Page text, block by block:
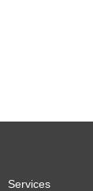
Services